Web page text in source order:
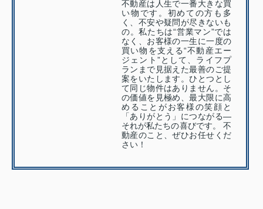
不動産は人生で一番大きな買
い物です。初めての方も多
く、不安や疑問が尽きないも
の。私たちは“営業マン”では
なく、お客様の一生に一度の
買い物を支える“不動産エー
ジェント”として、ライフプ
ランまで見据えた最善のご提
案をいたします。ひとつとし
て同じ物件はありません。そ
の価値を見極め、最大限に高
めることがお客様の笑顔と
「ありがとう」につながる—
それが私たちの喜びです。 不
動産のこと、ぜひお任せくだ
さい！